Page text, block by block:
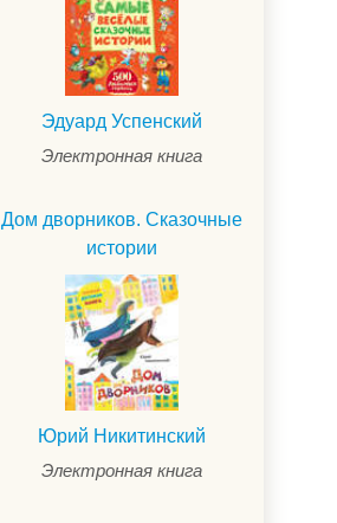
Эдуард Успенский
Электронная книга
Дом дворников. Сказочные
истории
Юрий Никитинский
Электронная книга